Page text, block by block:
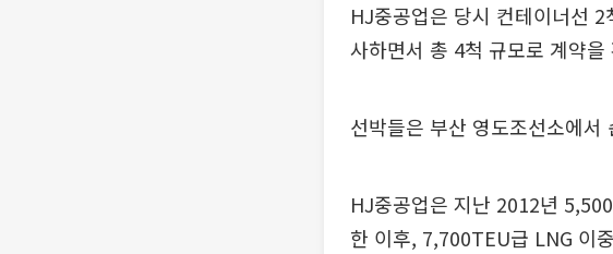
HJ중공업은 당시 컨테이너선
사하면서 총 4척 규모로 계약을
선박들은 부산 영도조선소에
HJ중공업은 지난 2012년
한 이후, 7,700TEU급 LNG 이